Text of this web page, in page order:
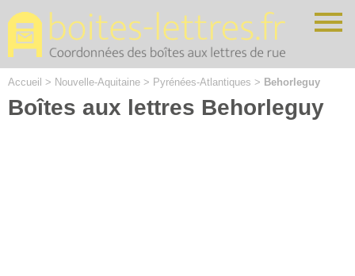
Accueil > Nouvelle-Aquitaine > Pyrénées-Atlantiques > Behorleguy
Boîtes aux lettres Behorleguy